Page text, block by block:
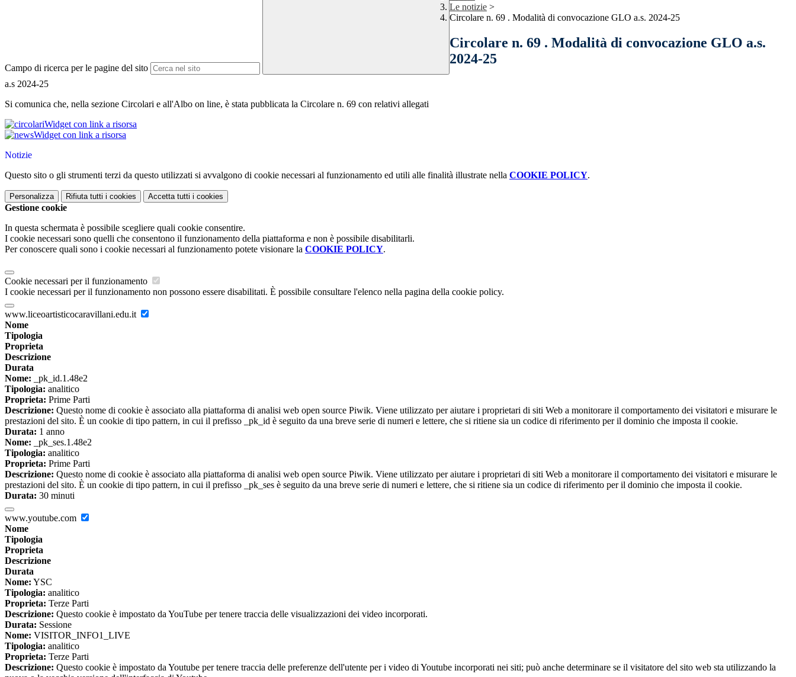
Campo di ricerca per le pagine del sito
Le notizie >
Circolare n. 69 . Modalità di convocazione GLO a.s. 2024-25
Circolare n. 69 . Modalità di convocazione GLO a.s.
2024-25
a.s 2024-25
Si comunica che, nella sezione Circolari e all'Albo on line, è stata pubblicata la Circolare n. 69 con relativi allegati
Widget con link a risorsa
Widget con link a risorsa
Notizie
Questo sito o gli strumenti terzi da questo utilizzati si avvalgono di cookie necessari al funzionamento ed utili alle finalità illustrate nella COOKIE POLICY.
Personalizza Rifiuta tutti i cookies Accetta tutti i cookies
Gestione cookie
In questa schermata è possibile scegliere quali cookie consentire.
I cookie necessari sono quelli che consentono il funzionamento della piattaforma e non è possibile disabilitarli.
Per conoscere quali sono i cookie necessari al funzionamento potete visionare la COOKIE POLICY.
Cookie necessari per il funzionamento
I cookie necessari per il funzionamento non possono essere disabilitati. È possibile consultare l'elenco nella pagina della cookie policy.
www.liceoartisticocaravillani.edu.it
Nome
Tipologia
Proprieta
Descrizione
Durata
Nome: _pk_id.1.48e2
Tipologia: analitico
Proprieta: Prime Parti
Descrizione: Questo nome di cookie è associato alla piattaforma di analisi web open source Piwik. Viene utilizzato per aiutare i proprietari di siti Web a monitorare il comportamento dei visitatori e misurare le
prestazioni del sito. È un cookie di tipo pattern, in cui il prefisso _pk_id è seguito da una breve serie di numeri e lettere, che si ritiene sia un codice di riferimento per il dominio che imposta il cookie.
Durata: 1 anno
Nome: _pk_ses.1.48e2
Tipologia: analitico
Proprieta: Prime Parti
Descrizione: Questo nome di cookie è associato alla piattaforma di analisi web open source Piwik. Viene utilizzato per aiutare i proprietari di siti Web a monitorare il comportamento dei visitatori e misurare le
prestazioni del sito. È un cookie di tipo pattern, in cui il prefisso _pk_ses è seguito da una breve serie di numeri e lettere, che si ritiene sia un codice di riferimento per il dominio che imposta il cookie.
Durata: 30 minuti
www.youtube.com
Nome
Tipologia
Proprieta
Descrizione
Durata
Nome: YSC
Tipologia: analitico
Proprieta: Terze Parti
Descrizione: Questo cookie è impostato da YouTube per tenere traccia delle visualizzazioni dei video incorporati.
Durata: Sessione
Nome: VISITOR_INFO1_LIVE
Tipologia: analitico
Proprieta: Terze Parti
Descrizione: Questo cookie è impostato da Youtube per tenere traccia delle preferenze dell'utente per i video di Youtube incorporati nei siti; può anche determinare se il visitatore del sito web sta utilizzando la